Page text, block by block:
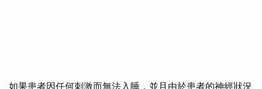
如果患者因任何刺激而無法入睡，並且由於患者的神經狀況